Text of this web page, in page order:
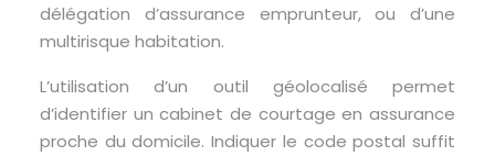
délégation d’assurance emprunteur, ou d’une
multirisque habitation.
L’utilisation d’un outil géolocalisé permet
d’identifier un cabinet de courtage en assurance
proche du domicile. Indiquer le code postal suffit